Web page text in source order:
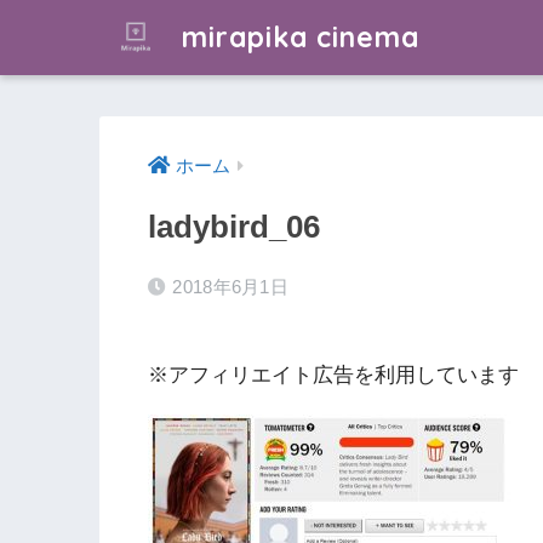
mirapika cinema
ホーム
ladybird_06
2018年6月1日
※アフィリエイト広告を利用しています